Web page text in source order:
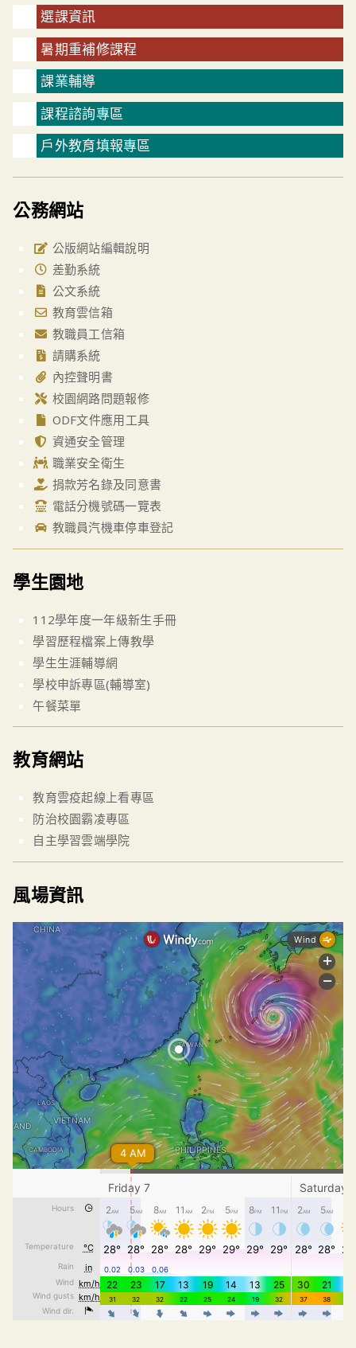
選課資訊
暑期重補修課程
課業輔導
課程諮詢專區
戶外教育填報專區
公務網站
公版網站編輯說明
差勤系統
公文系統
教育雲信箱
教職員工信箱
請購系統
內控聲明書
校園網路問題報修
ODF文件應用工具
資通安全管理
職業安全衛生
捐款芳名錄及同意書
電話分機號碼一覽表
教職員汽機車停車登記
學生園地
112學年度一年級新生手冊
學習歷程檔案上傳教學
學生生涯輔導網
學校申訴專區(輔導室)
午餐菜單
教育網站
教育雲疫起線上看專區
防治校園霸凌專區
自主學習雲端學院
風場資訊